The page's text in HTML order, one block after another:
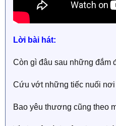
Lời bài hát:
Còn gì đâu sau những đắm
Cứu vớt những tiếc nuối
Bao yêu thương cũng theo